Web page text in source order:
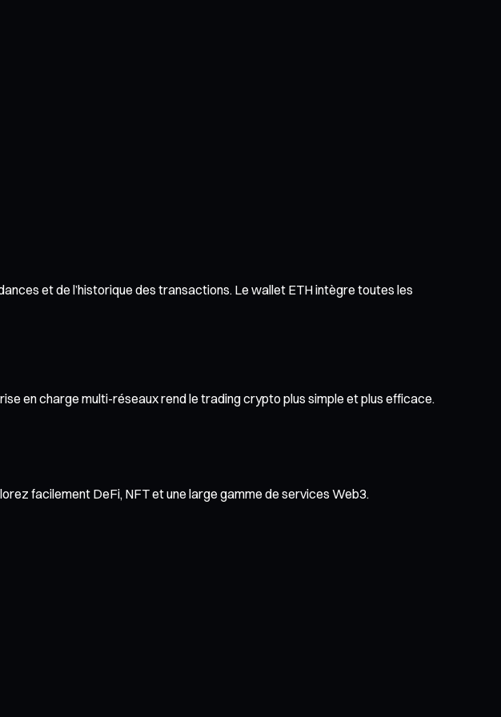
et de l’historique des transactions. Le wallet ETH intègre toutes les
en charge multi-réseaux rend le trading crypto plus simple et plus efficace.
facilement DeFi, NFT et une large gamme de services Web3.